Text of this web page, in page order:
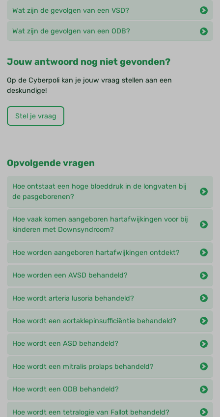
Wat zijn de gevolgen van een VSD?
Wat zijn de gevolgen van een ODB?
Jouw antwoord nog niet gevonden?
Op de Cyberpoli kan je jouw vraag stellen aan een
deskundige!
Stel je vraag
Opvolgende vragen
Hoe ontstaat een hoge bloeddruk in de longvaten bij
de pasgeborenen?
Hoe vaak komen aangeboren hartafwijkingen voor bij
kinderen met Downsyndroom?
Hoe worden aangeboren hartafwijkingen ontdekt?
Hoe worden een AVSD behandeld?
Hoe wordt arteria lusoria behandeld?
Hoe wordt een aortaklepinsufficiëntie behandeld?
Hoe wordt een ASD behandeld?
Hoe wordt een mitralis prolaps behandeld?
Hoe wordt een ODB behandeld?
Hoe wordt een tetralogie van Fallot behandeld?